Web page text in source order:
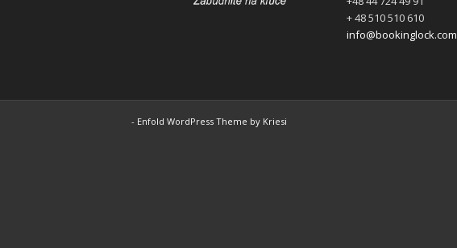
+ 48 510 510 610
info@bookinglock.com
- Enfold WordPress Theme by Kriesi